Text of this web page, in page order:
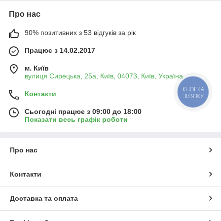
пересувних пристроїв та приладів, при встановленні
численних вигинів кабелю.
РОЗШИФРУВАННЯ КАБЕЛЮ КГНВ-М, КГНВ-МНГ, КГНВ-МНГД
Мідна жила у маркуванні кабелю не позначається;
Г– гнучкий;
Н– для нестаціонарної прокладки;
– ізоляція жил та оболонка з полівінілхлоридного
М
«нг»– не підтримує горіння;
«нгд»– не підтримує горіння зі зниженим димо- та
Про нас
90% позитивних з 53 відгуків за рік
Працює з 14.02.2017
м. Київ
вулиця Сирецька, 25а, Київ, 04073, Київ, Україна
Контакти
Сьогодні працює з 09:00 до 18:00
Показати весь графік роботи
Про нас
Контакти
Доставка та оплата
КНОПКА
ЗВ'ЯЗКУ